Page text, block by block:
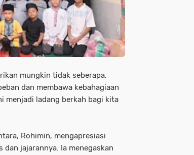
mungkin tidak seberapa,
dan membawa kebahagiaan
menjadi ladang berkah bagi kita
Rohimin, mengapresiasi
jajarannya. Ia menegaskan